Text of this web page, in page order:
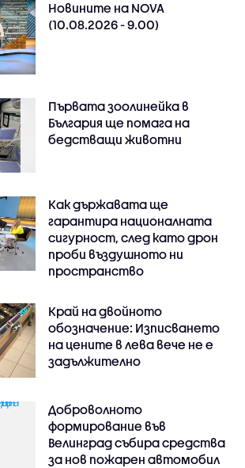
Новините на NOVA
(10.08.2026 - 9.00)
Първата зоолинейка в
България ще помага на
бедстващи животни
Как държавата ще
гарантира националната
сигурност, след като дрон
проби въздушното ни
пространство
Край на двойното
обозначение: Изписването
на цените в лева вече не е
задължително
Доброволното
формирование във
Велинград събира средства
за нов пожарен автомобил